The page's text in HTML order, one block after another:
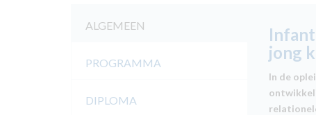
ALGEMEEN
PROGRAMMA
DIPLOMA
jong
In de